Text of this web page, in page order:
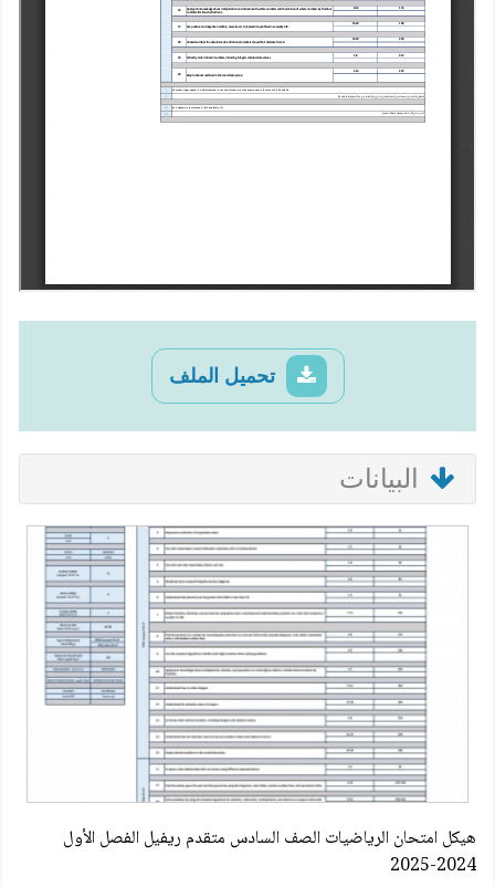
تحميل الملف
البيانات
هيكل امتحان الرياضيات الصف السادس متقدم ريفيل الفصل الأول
2024-2025